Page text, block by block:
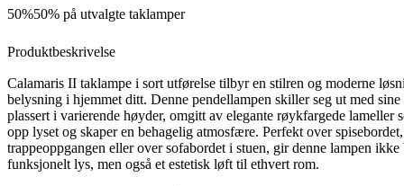
50%50% på utvalgte taklamper
Produktbeskrivelse
Calamaris II taklampe i sort utførelse tilbyr en stilren og moderne
belysning i hjemmet ditt. Denne pendellampen skiller seg ut med
plassert i varierende høyder, omgitt av elegante røykfargede lameller
opp lyset og skaper en behagelig atmosfære. Perfekt over
trappeoppgangen eller over sofabordet i stuen, gir denne lampen ikke
funksjonelt lys, men også et estetisk løft til ethvert rom.